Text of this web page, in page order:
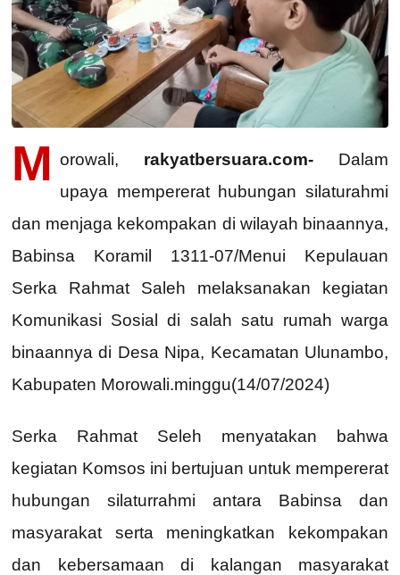
M orowali, rakyatbersuara.com- Dalam
upaya mempererat hubungan silaturahmi
dan menjaga kekompakan di wilayah binaannya,
Babinsa Koramil 1311-07/Menui Kepulauan
Serka Rahmat Saleh melaksanakan kegiatan
Komunikasi Sosial di salah satu rumah warga
binaannya di Desa Nipa, Kecamatan Ulunambo,
Kabupaten Morowali.minggu(14/07/2024)
Serka Rahmat Seleh menyatakan bahwa
kegiatan Komsos ini bertujuan untuk mempererat
hubungan silaturrahmi antara Babinsa dan
masyarakat serta meningkatkan kekompakan
dan kebersamaan di kalangan masyarakat